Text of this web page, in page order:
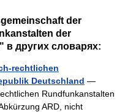
der
der
в других словарях:
rechtlichen
Deutschland —
Rundfunkanstalten
ARD, nicht